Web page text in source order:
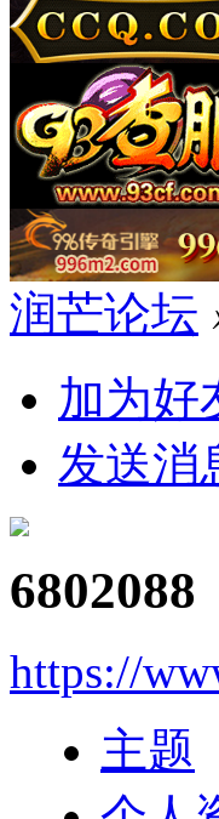
润芒论坛
加为好
发送消
6802088
https://
主题